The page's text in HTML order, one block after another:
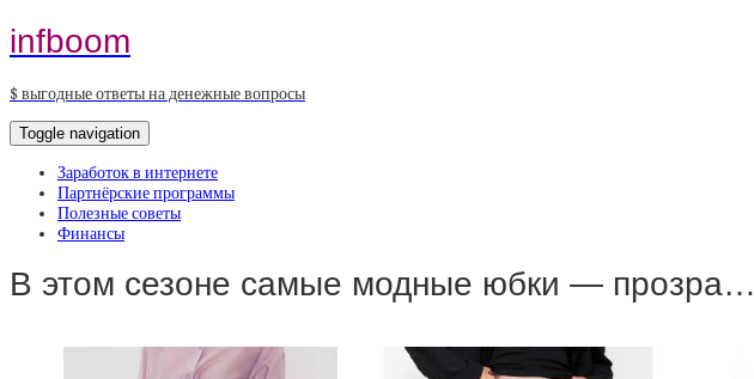
infboom
$ выгодные ответы на денежные вопросы
Toggle navigation
Заработок в интернете
Партнёрские программы
Полезные советы
Финансы
В этом сезоне самые модные юбки — прозра…